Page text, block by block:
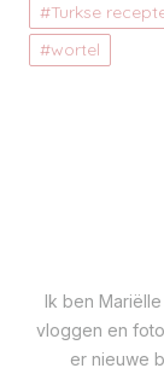
Turkse
wortel
Ik ben
vloggen en
er nieuwe